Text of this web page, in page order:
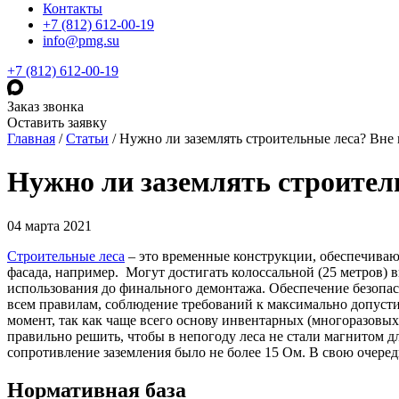
Контакты
+7 (812) 612-00-19
info@pmg.su
+7 (812) 612-00-19
Заказ звонка
Оставить заявку
Главная /Статьи /Нужно ли заземлять строительные леса? Вне
Нужно ли заземлять
04 марта 2021
Строительные леса – это временные конструкции,
фасада, например. Могут достигать колоссальной (25
использования до финального демонтажа. Обеспечение
всем правилам, соблюдение требований к максимально
момент, так как чаще всего основу инвентарных
правильно решить, чтобы в непогоду леса не стали магнитом
сопротивление заземления было не более 15 Ом. В свою
Нормативная база